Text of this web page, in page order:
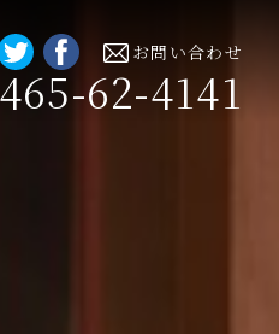
お問い合わせ
62-4141